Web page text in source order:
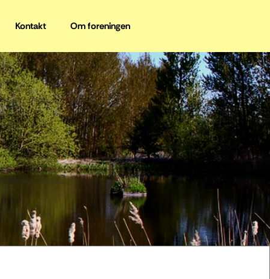
Kontakt Om foreningen